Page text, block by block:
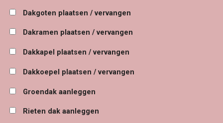
Dakgoten plaatsen / vervangen
Dakramen plaatsen / vervangen
Dakkapel plaatsen / vervangen
Dakkoepel plaatsen / vervangen
Groendak aanleggen
Rieten dak aanleggen